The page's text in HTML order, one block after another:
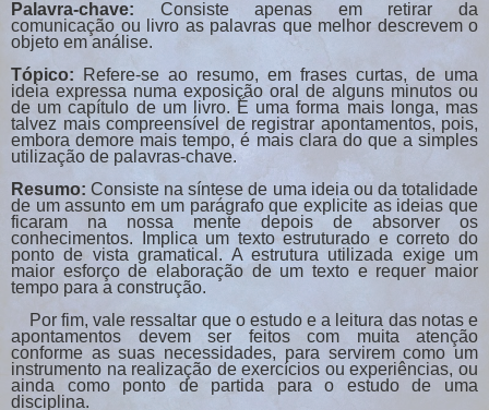
Palavra-chave: Consiste apenas em retirar da
comunicação ou livro as palavras que melhor descrevem o
objeto em análise.
Tópico: Refere-se ao resumo, em frases curtas, de uma
ideia expressa numa exposição oral de alguns minutos ou
de um capítulo de um livro. É uma forma mais longa, mas
talvez mais compreensível de registrar apontamentos, pois,
embora demore mais tempo, é mais clara do que a simples
utilização de palavras-chave.
Resumo: Consiste na síntese de uma ideia ou da totalidade
de um assunto em um parágrafo que explicite as ideias que
ficaram na nossa mente depois de absorver os
conhecimentos. Implica um texto estruturado e correto do
ponto de vista gramatical. A estrutura utilizada exige um
maior esforço de elaboração de um texto e requer maior
tempo para a construção.
Por fim, vale ressaltar que o estudo e a leitura das notas e
apontamentos devem ser feitos com muita atenção
conforme as suas necessidades, para servirem como um
instrumento na realização de exercícios ou experiências, ou
ainda como ponto de partida para o estudo de uma
disciplina.